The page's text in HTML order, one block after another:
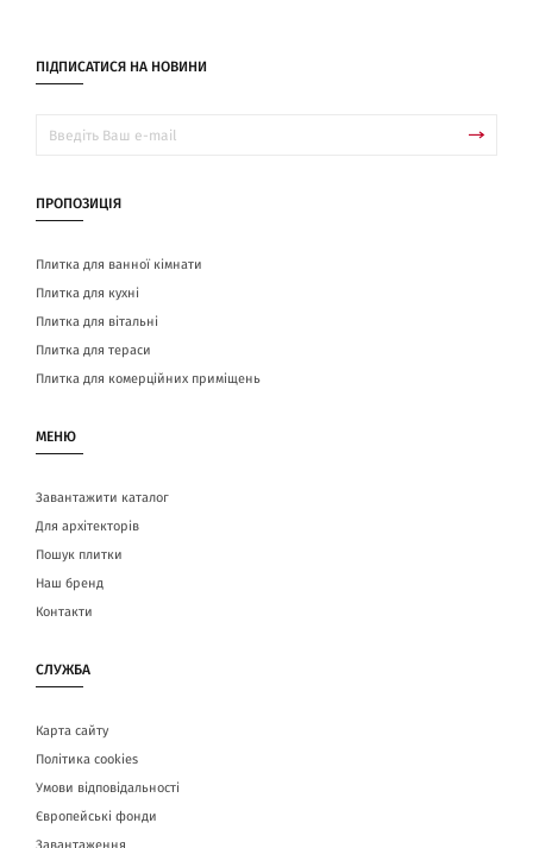
ПІДПИСАТИСЯ НА НОВИНИ
ПРОПОЗИЦІЯ
Плитка для ванної кімнати
Плитка для кухні
Плитка для вітальні
Плитка для тераси
Плитка для комерційних приміщень
МЕНЮ
Завантажити каталог
Для архітекторів
Пошук плитки
Наш бренд
Контакти
СЛУЖБА
Карта сайту
Політика cookies
Умови відповідальності
Європейські фонди